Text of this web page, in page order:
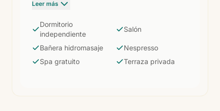
Nespresso, spa y circuito termal gratuito,
piscina privada, desayuno en el restaurante La
parking privado y −10% en restauración.
Espacio, privacidad y servicio premium en un
Leer más
Dormitorio
independiente
Salón
Bañera hidromasaje
Nespresso
Spa gratuito
Terraza privada